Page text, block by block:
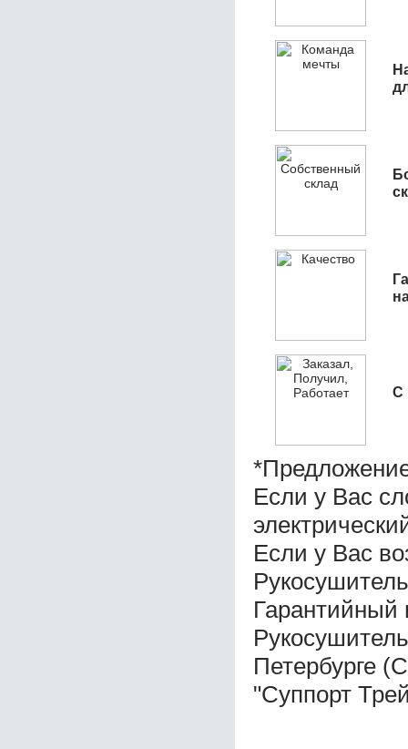
С
Если у Вас
Если у Вас
Гарантийный
Петербурге
"Суппорт